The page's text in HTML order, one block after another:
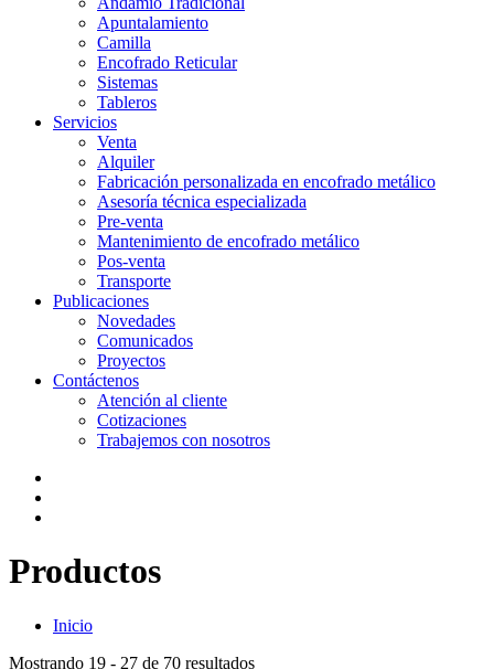
Apuntalamiento
Camilla
Encofrado Reticular
Sistemas
Tableros
Servicios
Venta
Alquiler
Fabricación personalizada en encofrado metálico
Asesoría técnica especializada
Pre-venta
Mantenimiento de encofrado metálico
Pos-venta
Transporte
Publicaciones
Novedades
Comunicados
Proyectos
Contáctenos
Atención al cliente
Cotizaciones
Trabajemos con nosotros
Productos
Inicio
Mostrando 19 - 27 de 70 resultados